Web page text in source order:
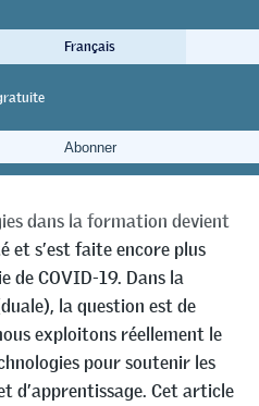
: en
toutes les
dans la formation devient
et s’est faite encore plus
de COVID-19. Dans la
la question est de
exploitons réellement le
pour soutenir les
d’apprentissage. Cet article
Français